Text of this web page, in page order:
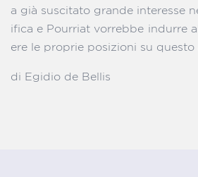
a già suscitato grande interesse
ifica e Pourriat vorrebbe indurre
ere le proprie posizioni su questo
di Egidio de Bellis